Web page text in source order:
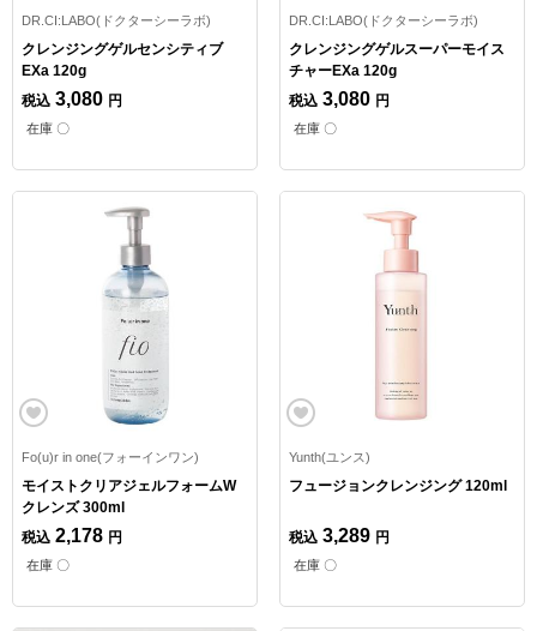
DR.CI:LABO(ドクターシーラボ)
クレンジングゲルセンシティブ
EXa 120g
税込 3,080 円
在庫 〇
DR.CI:LABO(ドクターシーラボ)
クレンジングゲルスーパーモイス
チャーEXa 120g
税込 3,080 円
在庫 〇
Fo(u)r in one(フォーインワン)
モイストクリアジェルフォームW
クレンズ 300ml
税込 2,178 円
在庫 〇
Yunth(ユンス)
フュージョンクレンジング 120ml
税込 3,289 円
在庫 〇